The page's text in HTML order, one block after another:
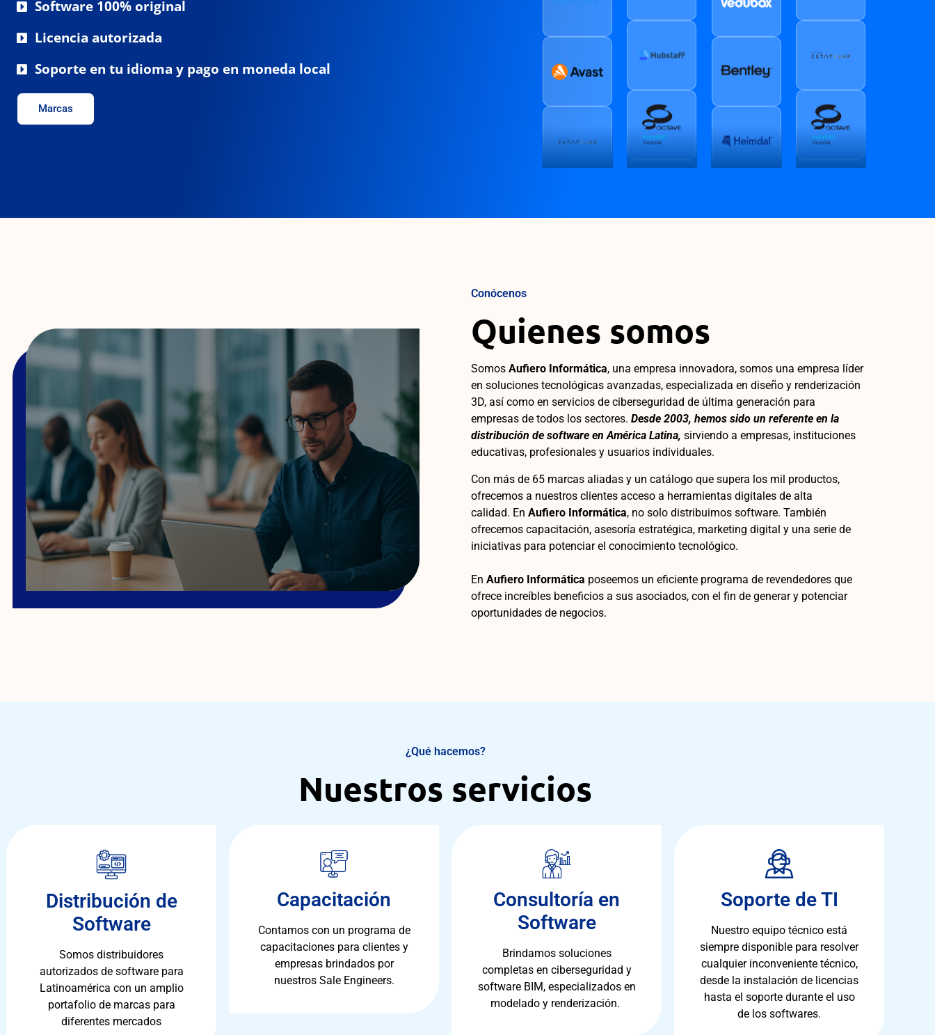
Software 100% original
Licencia autorizada
Soporte en tu idioma y pago en moneda local
Marcas
Conócenos
Quienes somos
Somos Aufiero Informática, una empresa innovadora, somos una empresa líder
en soluciones tecnológicas avanzadas, especializada en diseño y renderización
3D, así como en servicios de ciberseguridad de última generación para
empresas de todos los sectores. Desde 2003, hemos sido un referente en la
distribución de software en América Latina, sirviendo a empresas, instituciones
educativas, profesionales y usuarios individuales.
Con más de 65 marcas aliadas y un catálogo que supera los mil productos,
ofrecemos a nuestros clientes acceso a herramientas digitales de alta
calidad. En Aufiero Informática, no solo distribuimos software. También
ofrecemos capacitación, asesoría estratégica, marketing digital y una serie de
iniciativas para potenciar el conocimiento tecnológico.
En Aufiero Informática poseemos un eficiente programa de revendedores que
ofrece increíbles beneficios a sus asociados, con el fin de generar y potenciar
oportunidades de negocios.
¿Qué hacemos?
Nuestros servicios
Distribución de
Software
Somos distribuidores
autorizados de software para
Latinoamérica con un amplio
portafolio de marcas para
diferentes mercados
Capacitación
Contamos con un programa de
capacitaciones para clientes y
empresas brindados por
nuestros Sale Engineers.
Consultoría en
Software
Brindamos soluciones
completas en ciberseguridad y
software BIM, especializados en
modelado y renderización.
Soporte de TI
Nuestro equipo técnico está
siempre disponible para resolver
cualquier inconveniente técnico,
desde la instalación de licencias
hasta el soporte durante el uso
de los softwares.